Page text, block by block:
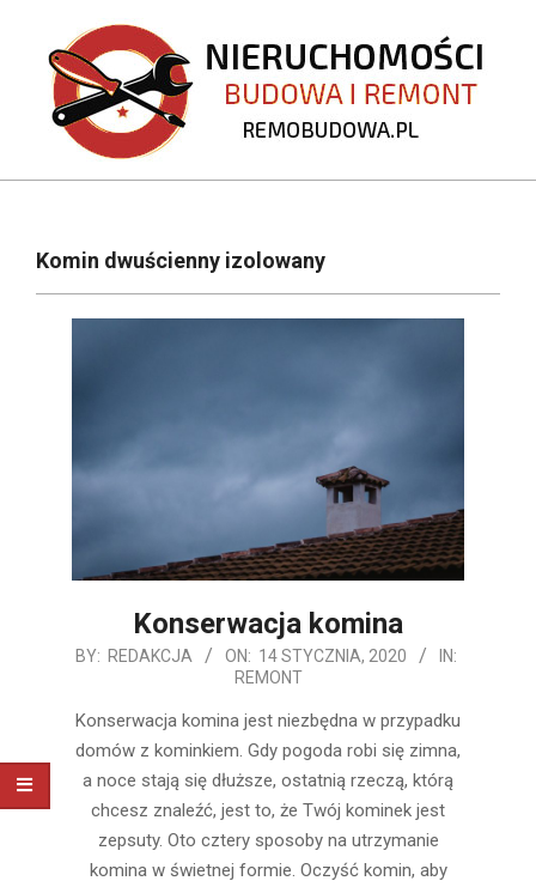
content
REMOBUDOWA.PL
NavigationKomin dwuścienny izolowany
Konserwacja komina
2020-
14
BY: REDAKCJA ON: 14 STYCZNIA, 2020
IN:
REMONT
Konserwacja komina jest niezbędna w przypadku
domów z kominkiem. Gdy pogoda robi się zimna,
a noce stają się dłuższe, ostatnią rzeczą, którą
chcesz znaleźć, jest to, że Twój kominek jest
zepsuty. Oto cztery sposoby na utrzymanie
komina w świetnej formie. Oczyść komin, aby